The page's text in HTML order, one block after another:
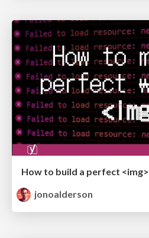
How to build a perfect <img>
jonoalderson